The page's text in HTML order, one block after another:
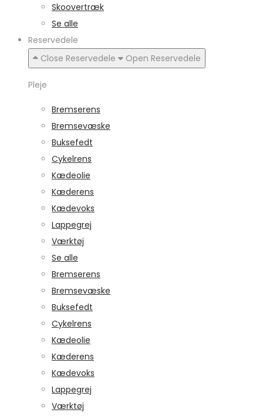
Skoovertræk
Se alle
Reservedele
Close Reservedele
Open Reservedele
Pleje
Bremserens
Bremsevæske
Buksefedt
Cykelrens
Kædeolie
Kæderens
Kædevoks
Lappegrej
Værktøj
Se alle
Bremserens
Bremsevæske
Buksefedt
Cykelrens
Kædeolie
Kæderens
Kædevoks
Lappegrej
Værktøj